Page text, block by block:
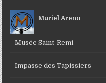
Muriel Areno
Musée Saint-Remi
Impasse des Tapissiers